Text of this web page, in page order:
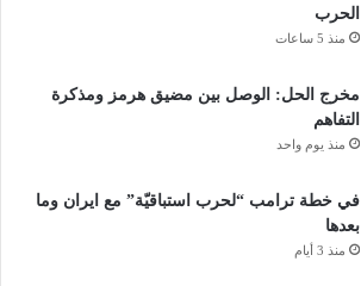
الحرب
منذ 5 ساعات
مخرج الحل: الوصل بين مضيق هرمز ومذكرة
التفاهم
منذ يوم واحد
في خطة ترامب “لحرب استباقيّة” مع ايران وما
بعدها
منذ 3 أيام